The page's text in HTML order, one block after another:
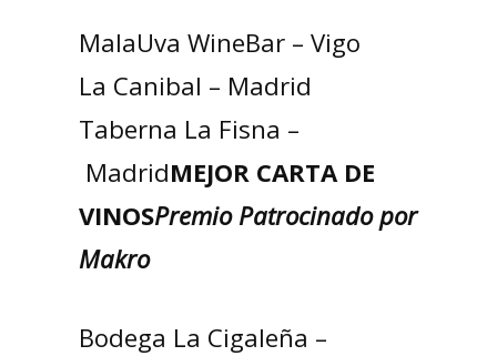
MalaUva WineBar – Vigo
La Canibal – Madrid
Taberna La Fisna –
MadridMEJOR CARTA DE
VINOSPremio Patrocinado por
Makro
Bodega La Cigaleña –